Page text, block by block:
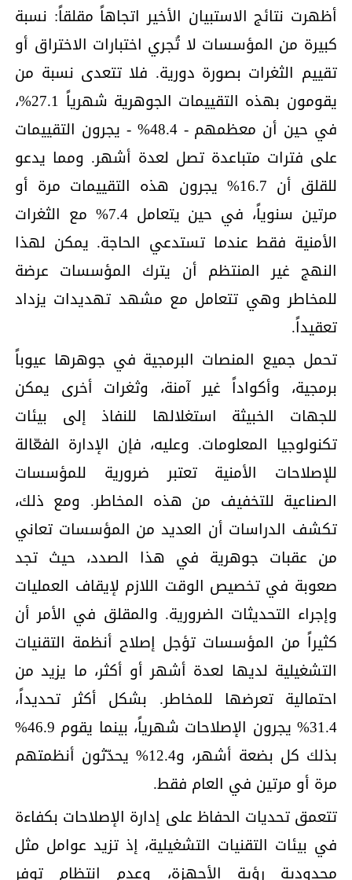
أظهرت نتائج الاستبيان الأخير اتجاهاً مقلقاً: نسبة
كبيرة من المؤسسات لا تُجري اختبارات الاختراق أو
تقييم الثغرات بصورة دورية. فلا تتعدى نسبة من
يقومون بهذه التقييمات الجوهرية شهرياً 27.1%،
في حين أن معظمهم - 48.4% - يجرون التقييمات
على فترات متباعدة تصل لعدة أشهر. ومما يدعو
للقلق أن 16.7% يجرون هذه التقييمات مرة أو
مرتين سنوياً، في حين يتعامل 7.4% مع الثغرات
الأمنية فقط عندما تستدعي الحاجة. يمكن لهذا
النهج غير المنتظم أن يترك المؤسسات عرضة
للمخاطر وهي تتعامل مع مشهد تهديدات يزداد
تعقيداً.
تحمل جميع المنصات البرمجية في جوهرها عيوباً
برمجية، وأكواداً غير آمنة، وثغرات أخرى يمكن
للجهات الخبيثة استغلالها للنفاذ إلى بيئات
تكنولوجيا المعلومات. وعليه، فإن الإدارة الفعّالة
للإصلاحات الأمنية تعتبر ضرورية للمؤسسات
الصناعية للتخفيف من هذه المخاطر. ومع ذلك،
تكشف الدراسات أن العديد من المؤسسات تعاني
من عقبات جوهرية في هذا الصدد، حيث تجد
صعوبة في تخصيص الوقت اللازم لإيقاف العمليات
وإجراء التحديثات الضرورية. والمقلق في الأمر أن
كثيراً من المؤسسات تؤجل إصلاح أنظمة التقنيات
التشغيلية لديها لعدة أشهر أو أكثر، ما يزيد من
احتمالية تعرضها للمخاطر. بشكل أكثر تحديداً،
31.4% يجرون الإصلاحات شهرياً، بينما يقوم 46.9%
بذلك كل بضعة أشهر، و12.4% يحدّثون أنظمتهم
مرة أو مرتين في العام فقط.
تتعمق تحديات الحفاظ على إدارة الإصلاحات بكفاءة
في بيئات التقنيات التشغيلية، إذ تزيد عوامل مثل
محدودية رؤية الأجهزة، وعدم انتظام توفر